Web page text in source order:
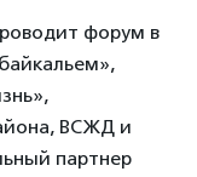
форум в
ВСЖД и
партнер